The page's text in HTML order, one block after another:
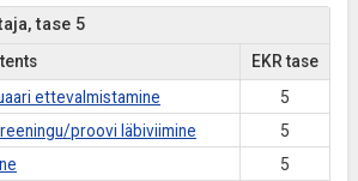
tase 5
EKR tase
ettevalmistamine
5
proovi läbiviimine
5
5